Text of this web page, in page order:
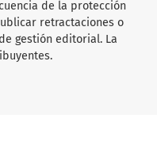
de la protección
retractaciones o
gestión editorial. La